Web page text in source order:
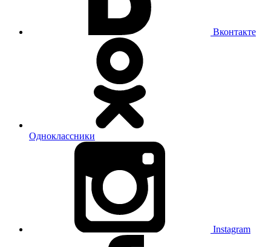
Вконтакте
Одноклассники
Instagram